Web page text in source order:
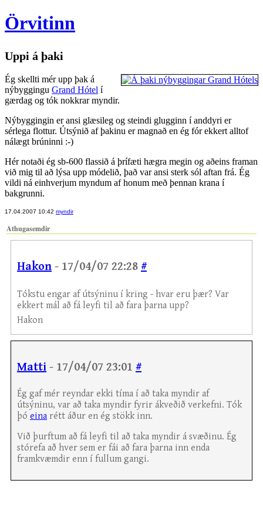
Örvitinn
Uppi á þaki
Ég skellti mér upp þak á
nýbyggingu Grand Hótel í
gærdag og tók nokkrar myndir.
Nýbyggingin er ansi glæsileg og steindi glugginn í anddyri er
sérlega flottur. Útsýnið af þakinu er magnað en ég fór ekkert alltof
nálægt brúninni :-)
Hér notaði ég sb-600 flassið á þrífæti hægra megin og aðeins framan
við mig til að lýsa upp módelið, það var ansi sterk sól aftan frá. Ég
vildi ná einhverjum myndum af honum með þennan krana í
bakgrunni.
17.04.2007 10:42 myndir
Athugasemdir
Hakon - 17/04/07 22:28 #
Tókstu engar af útsýninu í kring - hvar eru þær? Var
ekkert mál að fá leyfi til að fara þarna upp?
Hakon
Matti - 17/04/07 23:01 #
Ég gaf mér reyndar ekki tíma í að taka myndir af
útsýninu, var að taka myndir fyrir ákveðið verkefni. Tók
þó eina rétt áður en ég stökk inn.
Við þurftum að fá leyfi til að taka myndir á svæðinu. Ég
stórefa að hver sem er fái að fara þarna inn enda
framkvæmdir enn í fullum gangi.